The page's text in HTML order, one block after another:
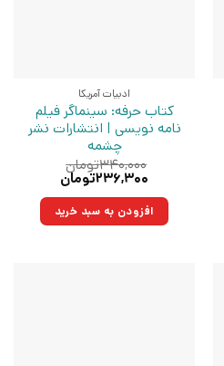
ادبیات آمریکا
کتاب حرفه: سینماگر فیلم
نامه نویسی | انتشارات نشر
چشمه
۳۴۰,۰۰۰تومان
قیمت
۳۴۰,۰۰۰تومان
بود.
۲۳۶,۳۰۰تومان
۲۳۶,۳۰۰تومان.افزودن به سبد خرید